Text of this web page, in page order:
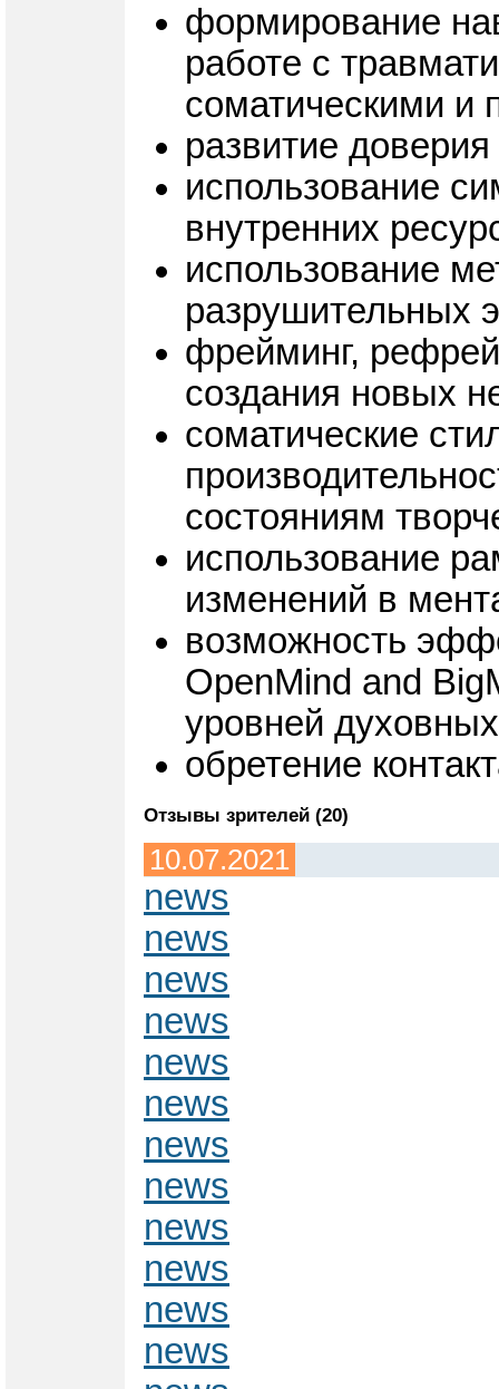
формирование
работе с
соматическими и
развитие
использование
внутренних
использование
разрушительных
фрейминг,
создания новых
соматические
состояниям
использование
изменений в
возможность
OpenMind and
уровней
обретение
Отзывы зрителей (20)
10.07.2021
news
news
news
news
news
news
news
news
news
news
news
news